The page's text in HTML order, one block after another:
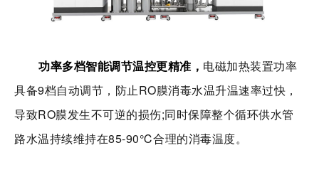
功率多档智能调节温控更精准， 电磁加热装置功率
具备9档自动调节，防止RO膜消毒水温升温速率过快，
导致RO膜发生不可逆的损伤;同时保障整个循环供水管
路水温持续维持在85-90℃合理的消毒温度。